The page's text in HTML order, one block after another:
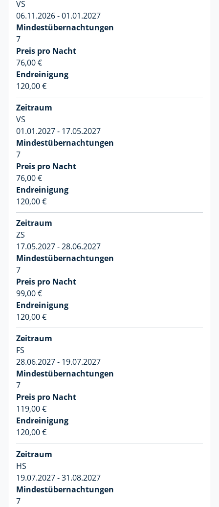
VS
06.11.2026 - 01.01.2027
7
76,00 €
120,00 €
VS
01.01.2027 - 17.05.2027
7
76,00 €
120,00 €
ZS
17.05.2027 - 28.06.2027
7
99,00 €
120,00 €
FS
28.06.2027 - 19.07.2027
7
119,00 €
120,00 €
HS
19.07.2027 - 31.08.2027
7